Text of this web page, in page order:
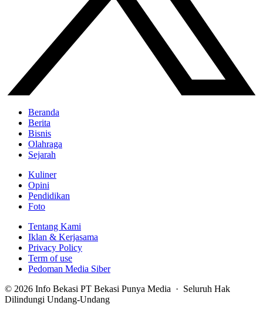
Beranda
Berita
Bisnis
Olahraga
Sejarah
Kuliner
Opini
Pendidikan
Foto
Tentang Kami
Iklan & Kerjasama
Privacy Policy
Term of use
Pedoman Media Siber
© 2026 Info Bekasi PT Bekasi Punya Media · Seluruh Hak
Dilindungi Undang-Undang